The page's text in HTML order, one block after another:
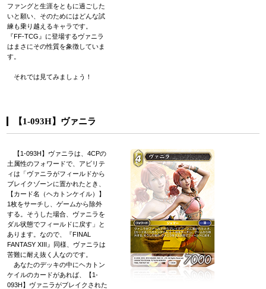
ファングと生涯をともに過ごした
いと願い、そのためにはどんな試
練も乗り越えるキャラです。
『FF-TCG』に登場するヴァニラ
はまさにその性質を象徴していま
す。
それでは見てみましょう！
【1-093H】ヴァニラ
【1-093H】ヴァニラは、4CPの
土属性のフォワードで、アビリテ
ィは「ヴァニラがフィールドから
ブレイクゾーンに置かれたとき、
【カード名（ヘカトンケイル）】
1枚をサーチし、ゲームから除外
する。そうした場合、ヴァニラを
ダル状態でフィールドに戻す」と
あります。なので、『FINAL
FANTASY XIII』同様、ヴァニラは
苦難に耐え抜く人なのです。
あなたのデッキの中にヘカトン
ケイルのカードがあれば、【1-
093H】ヴァニラがブレイクされた